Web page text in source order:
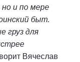
и по мере
быт.
груз для
Вячеслав